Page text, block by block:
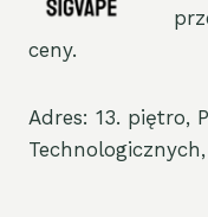
ceny.
Adres: 13. piętro,